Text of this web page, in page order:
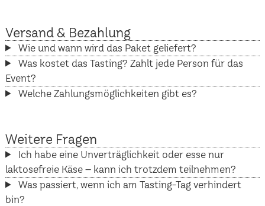
Versand & Bezahlung
Wie und wann wird das Paket geliefert?
Was kostet das Tasting? Zahlt jede Person für das
Event?
Welche Zahlungsmöglichkeiten gibt es?
Weitere Fragen
Ich habe eine Unverträglichkeit oder esse nur
laktosefreie Käse – kann ich trotzdem teilnehmen?
Was passiert, wenn ich am Tasting-Tag verhindert
bin?